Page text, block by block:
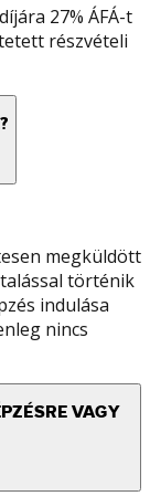
27% ÁFÁ-t
részvételi
megküldött
történik
indulása
nincs
VAGY